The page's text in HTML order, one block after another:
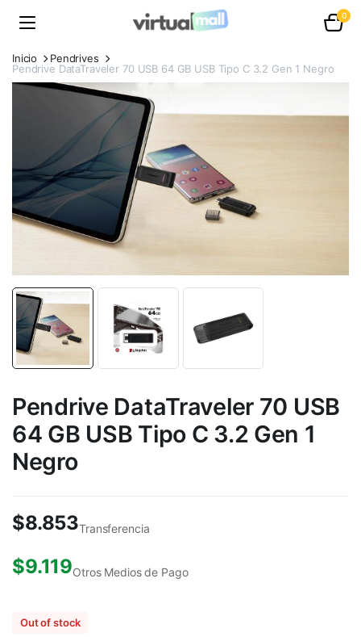
0
Inicio
Pendrives
Pendrive DataTraveler 70 USB 64 GB USB Tipo C 3.2 Gen 1 Negro
Pendrive DataTraveler 70 USB
64 GB USB Tipo C 3.2 Gen 1
Negro
$8.853Transferencia
$9.119Otros Medios de Pago
Out of stock